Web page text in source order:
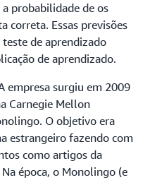
probabilidade de os
correta. Essas previsões
de aprendizado
de aprendizado.
empresa surgiu em 2009
Carnegie Mellon
O objetivo era
estrangeiro fazendo com
como artigos da
época, o Monolingo (e